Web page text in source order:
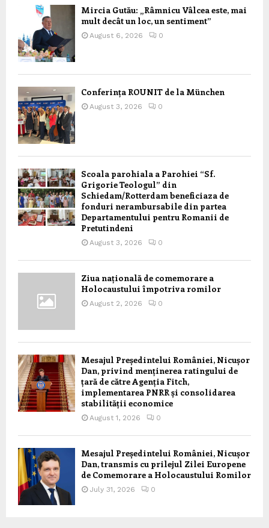
Mircia Gutău: „Râmnicu Vâlcea este, mai
mult decât un loc, un sentiment”
August 6, 2026 0
Conferința ROUNIT de la München
August 3, 2026 0
Scoala parohiala a Parohiei “Sf.
Grigorie Teologul” din
Schiedam/Rotterdam beneficiaza de
fonduri nerambursabile din partea
Departamentului pentru Romanii de
Pretutindeni
August 3, 2026 0
Ziua națională de comemorare a
Holocaustului împotriva romilor
August 2, 2026 0
Mesajul Președintelui României, Nicușor
Dan, privind menținerea ratingului de
țară de către Agenția Fitch,
implementarea PNRR și consolidarea
stabilității economice
August 1, 2026 0
Mesajul Președintelui României, Nicușor
Dan, transmis cu prilejul Zilei Europene
de Comemorare a Holocaustului Romilor
July 31, 2026 0